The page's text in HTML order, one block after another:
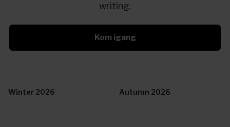
writing.
Kom igang
Winter 2026 Autumn 2026